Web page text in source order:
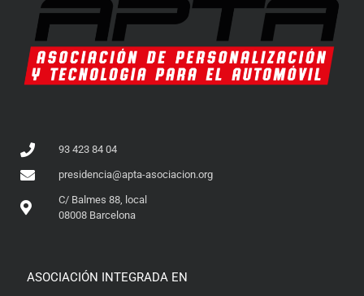
93 423 84 04
presidencia@apta-asociacion.org
C/ Balmes 88, local
08008 Barcelona
ASOCIACIÓN INTEGRADA EN